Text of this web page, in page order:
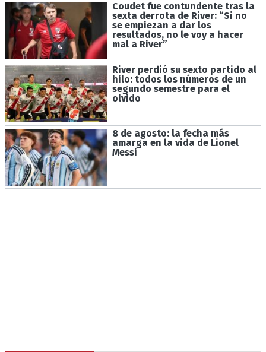
Coudet fue contundente tras la
sexta derrota de River: “Si no
se empiezan a dar los
resultados, no le voy a hacer
mal a River”
River perdió su sexto partido al
hilo: todos los números de un
segundo semestre para el
olvido
8 de agosto: la fecha más
amarga en la vida de Lionel
Messi